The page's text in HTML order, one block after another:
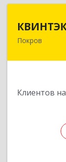
Покров
Клиентов
601122,